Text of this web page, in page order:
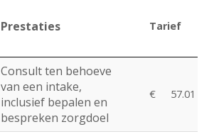
Prestaties Tarief
Consult ten behoeve
van een intake,
inclusief bepalen en
bespreken zorgdoel
€ 57.01